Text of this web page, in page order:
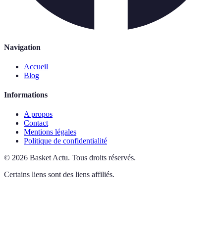
Navigation
Accueil
Blog
Informations
A propos
Contact
Mentions légales
Politique de confidentialité
© 2026 Basket Actu. Tous droits réservés.
Certains liens sont des liens affiliés.